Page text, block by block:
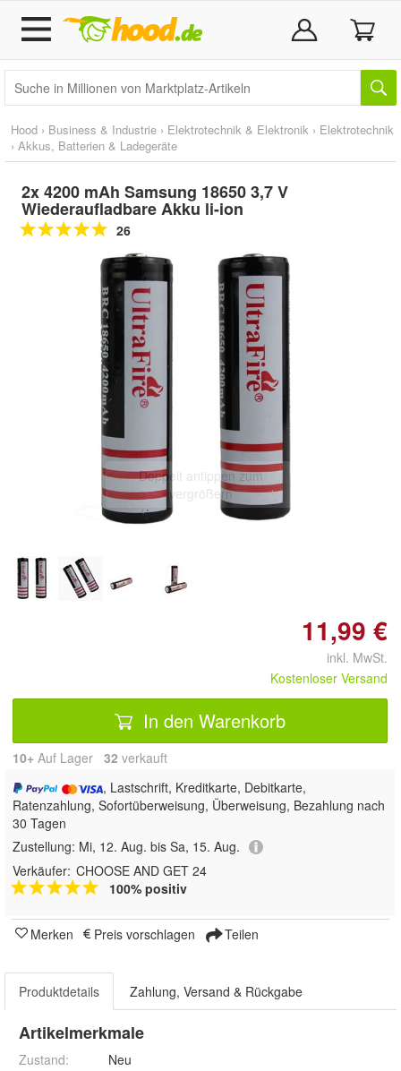
Hood › Business & Industrie › Elektrotechnik & Elektronik › Elektrotechnik
› Akkus, Batterien & Ladegeräte
2x 4200 mAh Samsung 18650 3,7 V
Wiederaufladbare Akku li-ion
26
Doppelt antippen zum
vergrößern
11,99 €
inkl. MwSt.
Kostenloser Versand
In den Warenkorb
10+ Auf Lager 32 verkauft
, Lastschrift, Kreditkarte, Debitkarte,
Ratenzahlung, Sofortüberweisung, Überweisung, Bezahlung nach
30 Tagen
Zustellung: Mi, 12. Aug. bis Sa, 15. Aug.
Verkäufer: CHOOSE AND GET 24
100% positiv
Merken Preis vorschlagen Teilen
Produktdetails Zahlung, Versand & Rückgabe
Artikelmerkmale
Zustand: Neu